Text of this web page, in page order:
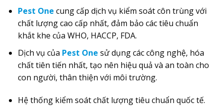
Pest One cung cấp dịch vụ kiểm soát côn trùng với
chất lượng cao cấp nhất, đảm bảo các tiêu chuẩn
khắt khe của WHO, HACCP, FDA.
Dịch vụ của Pest One sử dụng các công nghệ, hóa
chất tiên tiến nhất, tạo nên hiệu quả và an toàn cho
con người, thân thiện với môi trường.
Hệ thống kiểm soát chất lượng tiêu chuẩn quốc tế.